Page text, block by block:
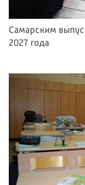
Самарским
2027 года